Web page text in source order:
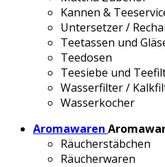
Kannen &
Untersetzer /
Teetassen und
Teedosen
Teesiebe und
Wasserfilter /
Wasserkocher
Aromawaren
Räucherstäbchen
Räucherwaren